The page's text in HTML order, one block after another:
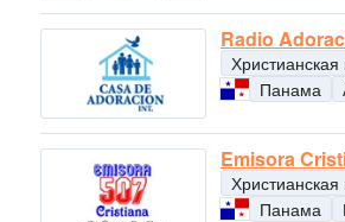
Radio
Панама
Emisora
Христианская
Панама